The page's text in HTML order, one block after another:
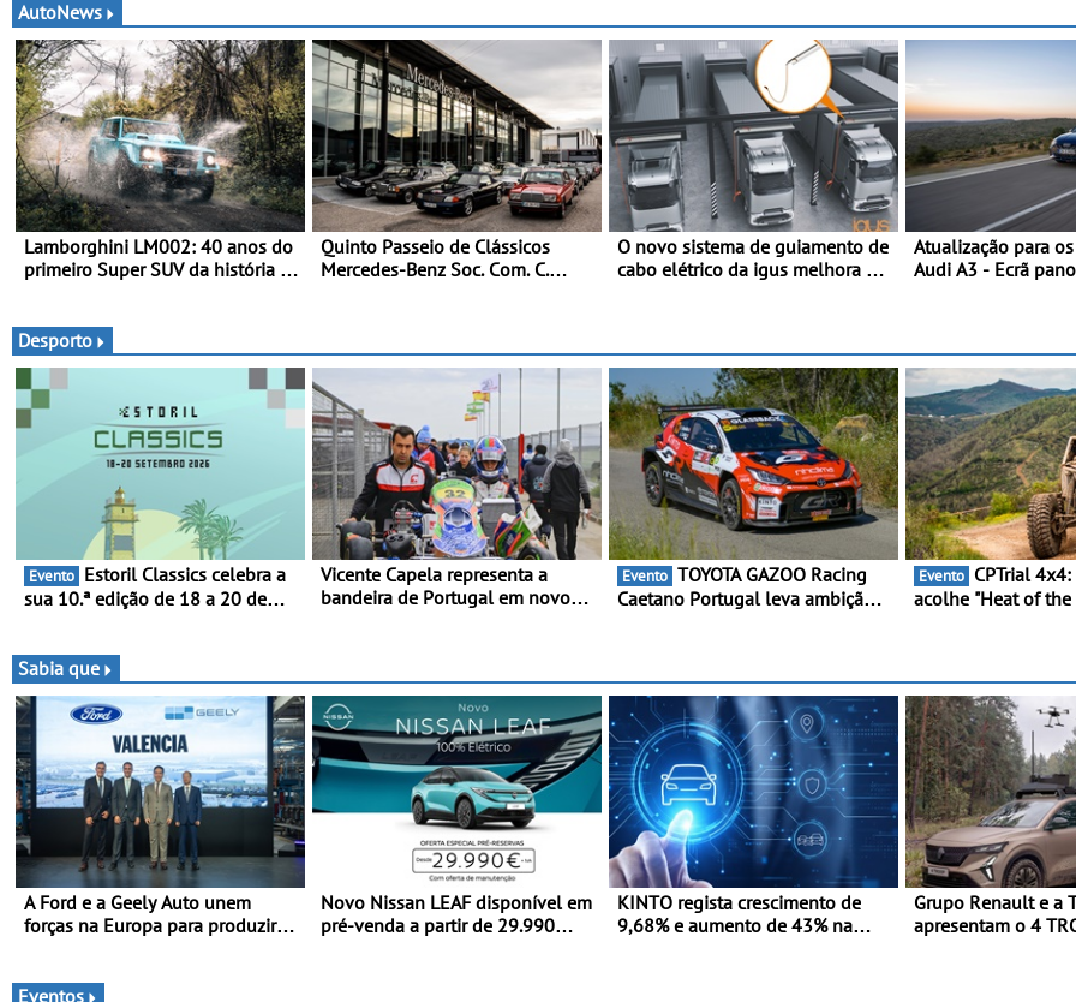
AutoNews
Lamborghini LM002: 40 anos do
primeiro Super SUV da história -
todo-o-terreno com motor V12
que abriu caminho para a família
Urus
Quinto Passeio de Clássicos
Mercedes-Benz Soc. Com. C.
O novo sistema de guiamento de
cabo elétrico da igus melhora o
para os motoristas, menos
acidentes nas manobras e
máxima proteção contra furtos
Atualização para
Audi A3 - Ecrã
Desporto
Evento
sua 10.ª edição de 18 a 20 de
Vicente Capela representa a
bandeira de Portugal em novo
de Kart, em Teruel
Evento
Caetano Portugal leva ambição
Evento
acolhe "Heat of
Sabia que
A Ford e a Geely Auto unem
forças na Europa para produzir
Novo Nissan LEAF disponível em
pré-venda a partir de 29.990
KINTO regista crescimento de
9,68% e aumento de 43% na
Grupo Renault e a
apresentam o 4
Eventos